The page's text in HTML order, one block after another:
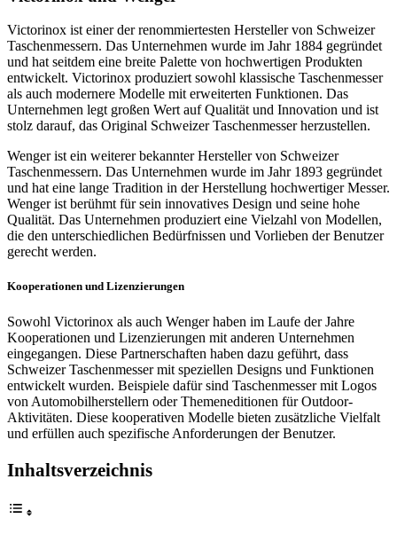
Victorinox ist einer der renommiertesten Hersteller von Schweizer
Taschenmessern. Das Unternehmen wurde im Jahr 1884 gegründet
und hat seitdem eine breite Palette von hochwertigen Produkten
entwickelt. Victorinox produziert sowohl klassische Taschenmesser
als auch modernere Modelle mit erweiterten Funktionen. Das
Unternehmen legt großen Wert auf Qualität und Innovation und ist
stolz darauf, das Original Schweizer Taschenmesser herzustellen.
Wenger ist ein weiterer bekannter Hersteller von Schweizer
Taschenmessern. Das Unternehmen wurde im Jahr 1893 gegründet
und hat eine lange Tradition in der Herstellung hochwertiger Messer.
Wenger ist berühmt für sein innovatives Design und seine hohe
Qualität. Das Unternehmen produziert eine Vielzahl von Modellen,
die den unterschiedlichen Bedürfnissen und Vorlieben der Benutzer
gerecht werden.
Kooperationen und Lizenzierungen
Sowohl Victorinox als auch Wenger haben im Laufe der Jahre
Kooperationen und Lizenzierungen mit anderen Unternehmen
eingegangen. Diese Partnerschaften haben dazu geführt, dass
Schweizer Taschenmesser mit speziellen Designs und Funktionen
entwickelt wurden. Beispiele dafür sind Taschenmesser mit Logos
von Automobilherstellern oder Themeneditionen für Outdoor-
Aktivitäten. Diese kooperativen Modelle bieten zusätzliche Vielfalt
und erfüllen auch spezifische Anforderungen der Benutzer.
Inhaltsverzeichnis